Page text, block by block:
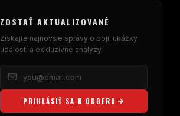
ZOSTAŤ AKTUALIZOVANÉ
Získajte najnovšie správy o boji, ukážky
udalostí a exkluzívne analýzy.
PRIHLÁSIŤ SA K ODBERU